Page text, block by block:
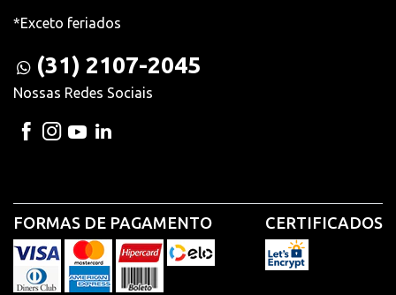
*Exceto feriados
(31) 2107-2045
Nossas Redes Sociais
FORMAS DE PAGAMENTO CERTIFICADOS